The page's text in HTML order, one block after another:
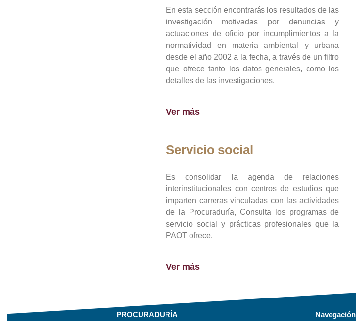
En esta sección encontrarás los resultados de las
investigación motivadas por denuncias y
actuaciones de oficio por incumplimientos a la
normatividad en materia ambiental y urbana
desde el año 2002 a la fecha, a través de un filtro
que ofrece tanto los datos generales, como los
detalles de las investigaciones.
Ver más
Servicio social
Es consolidar la agenda de relaciones
interinstitucionales con centros de estudios que
imparten carreras vinculadas con las actividades
de la Procuraduría, Consulta los programas de
servicio social y prácticas profesionales que la
PAOT ofrece.
Ver más
PROCURADURÍA Navegación